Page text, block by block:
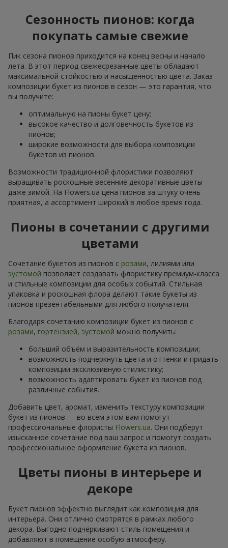
Сезонность пионов: когда
покупать самые свежие
Пик сезона пионов приходится на конец весны и начало
лета. В этот период свежесрезанные цветы обладают
максимальной стойкостью и насыщенностью цвета. Заказ
композиции букет из пионов в сезон — это гарантия, что
вы получите:
оптимальную на пионы букет цену;
высокое качество и долговечность букетов из
пионов;
широкие возможности для выбора композиции
букетов из пионов.
Возможности традиционной флористики позволяют
выращивать роскошные весенние декоративные цветы
даже зимой. На Flowers.ua цена пионов за штуку очень
приятная, а ассортимент широкий в любое время года.
Пионы в сочетании с другими
цветами
Сочетание букетов из пионов с розами, лилиями или
эустомой позволяет создавать флористику премиум-класса
и стильные композиции для особых событий. Стильная
упаковка и роскошная флора делают такие букеты из
пионов презентабельными для любого получателя.
Благодаря сочетанию композиции букет из пионов с
розами, гортензией, эустомой можно получить:
больший объём и выразительность композиции;
возможность подчеркнуть цвета и оттенки и придать
композиции эксклюзивную стилистику;
возможность адаптировать букет из пионов под
различные события.
Добавить цвет, аромат, изменить текстуру композиции
букет из пионов — во всём этом вам помогут
профессиональные флористы Flowers.ua. Они подберут
изысканное сочетание под ваш запрос и помогут создать
профессиональное оформление букета из пионов.
Цветы пионы в интерьере и
декоре
Букет пионов эффектно выглядит как композиция для
интерьера. Они отлично смотрятся в рамках любого
декора. Выгодно подчёркивают стиль помещения и
добавляют в помещение особую атмосферу.